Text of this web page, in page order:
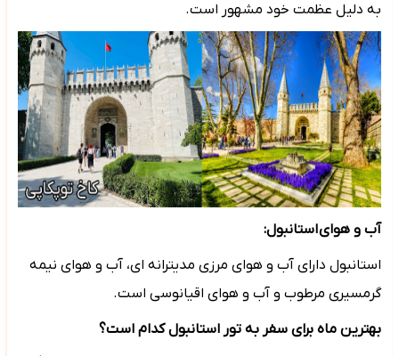
به دلیل عظمت خود مشهور است.
آب و هوایاستانبول:
استانبول دارای آب و هوای مرزی مدیترانه ای، آب و هوای نیمه
گرمسیری مرطوب و آب و هوای اقیانوسی است.
بهترین ماه برای سفر به تور استانبول کدام است؟